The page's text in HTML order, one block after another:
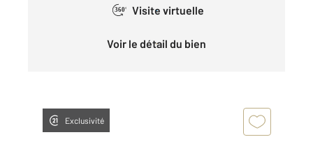
360° Visite virtuelle
Voir le détail du bien
Exclusivité